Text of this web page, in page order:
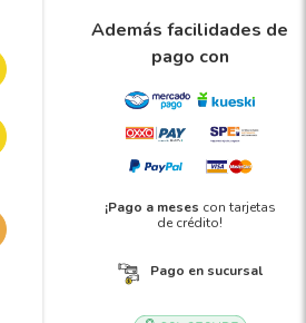
Además facilidades de
pago con
¡Pago a meses con tarjetas
de crédito!
Pago en sucursal